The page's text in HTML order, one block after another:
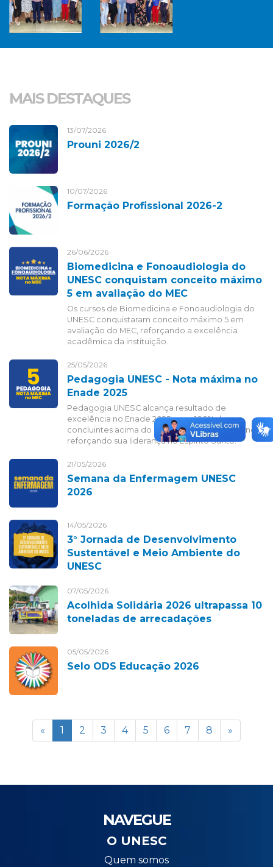
MAIS DESTAQUES
13/07/2026
Prouni 2026/2
10/07/2026
Formação Profissional 2026-2
26/06/2026
Biomedicina e Fonoaudiologia do
UNESC conquistam conceito máximo
5 em avaliação do MEC
Os cursos de Biomedicina e Fonoaudiologia do
UNESC conquistaram conceito máximo 5 em
avaliação do MEC, reforçando a excelência
acadêmica da instituição.
25/05/2026
Pedagogia UNESC - Nota máxima no
Enade 2025
Pedagogia UNESC alcança resultado de
excelência no Enade 2025, com 100% dos
concluintes acima do nível básico de proficiência,
reforçando sua liderança no Espírito Santo.
21/05/2026
Semana da Enfermagem UNESC
2026
14/05/2026
3° Jornada de Desenvolvimento
Sustentável e Meio Ambiente do
UNESC
07/05/2026
Acolhida Solidária 2026 ultrapassa 10
toneladas de arrecadações
05/05/2026
Selo ODS Educação 2026
« 1 2 3 4 5 6 7 8 »
NAVEGUE
O UNESC
Quem somos